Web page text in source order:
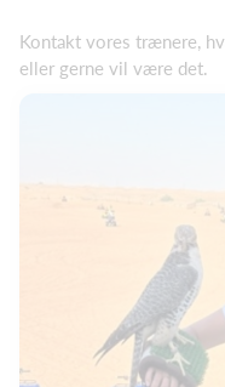
Kontakt vores trænere,
eller gerne vil være det.